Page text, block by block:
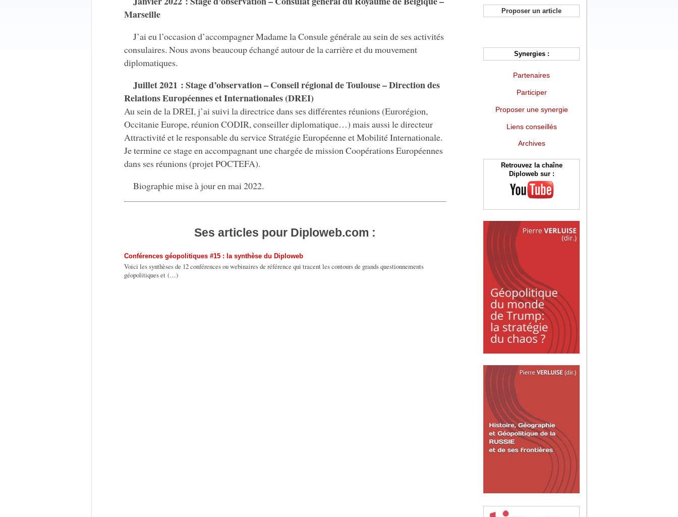
Marseille
J’ai eu l’occasion d’accompagner Madame la Consule générale au sein de ses activités
consulaires. Nous avons beaucoup échangé autour de la carrière et du mouvement
diplomatiques.
Juillet 2021 : Stage d’observation – Conseil régional de Toulouse – Direction des
Relations Européennes et Internationales (DREI)
Au sein de la DREI, j’ai suivi la directrice dans ses différentes réunions (Eurorégion,
Occitanie Europe, réunion CODIR, conseiller diplomatique…) mais aussi le directeur
Attractivité et le responsable du service Stratégie Européenne et Mobilité Internationale.
Je termine ce stage en accompagnant une chargée de mission Coopérations Européennes
dans ses réunions (projet POCTEFA).
Biographie mise à jour en mai 2022.
Ses articles pour Diploweb.com :
Conférences géopolitiques #15 : la synthèse du Diploweb
Voici les synthèses de 12 conférences ou webinaires de référence qui tracent les contours de grands questionnements
géopolitiques et (…)
Proposer un article
Synergies :
Partenaires
Participer
Proposer une synergie
Liens conseillés
Archives
Retrouvez la chaîne
Diploweb sur :